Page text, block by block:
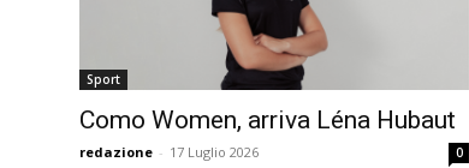
Sport
Como Women, arriva Léna Hubaut
redazione - 17 Luglio 2026 0